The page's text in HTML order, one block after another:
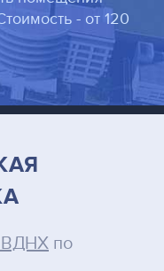
- от 120
ВДНХ по